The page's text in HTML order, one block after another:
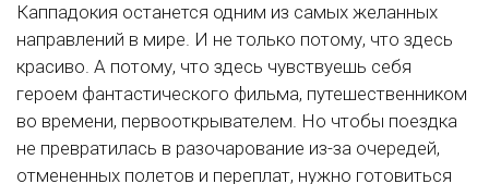
Каппадокия останется одним из самых желанных
направлений в мире. И не только потому, что здесь
красиво. А потому, что здесь чувствуешь себя
героем фантастического фильма, путешественником
во времени, первооткрывателем. Но чтобы поездка
не превратилась в разочарование из-за очередей,
отмененных полетов и переплат, нужно готовиться